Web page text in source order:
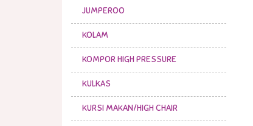
JUMPEROO
KOLAM
KOMPOR HIGH PRESSURE
KULKAS
KURSI MAKAN/HIGH CHAIR